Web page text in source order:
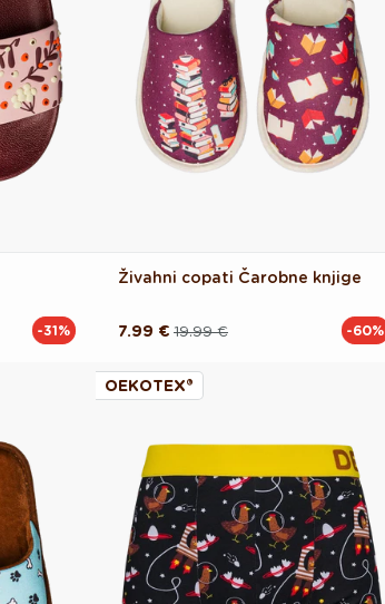
-31%
Živahni copati Čarobne knjige
Redna 19.99 €
Akcijska
7.99 € -60%
OEKOTEX®